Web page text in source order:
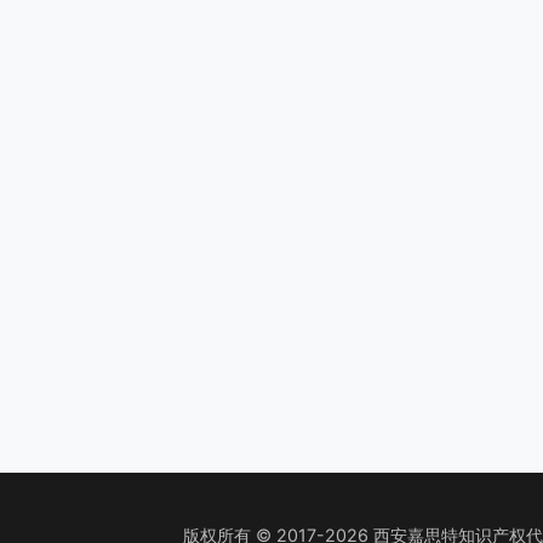
版权所有 © 2017-2026 西安嘉思特知识产权